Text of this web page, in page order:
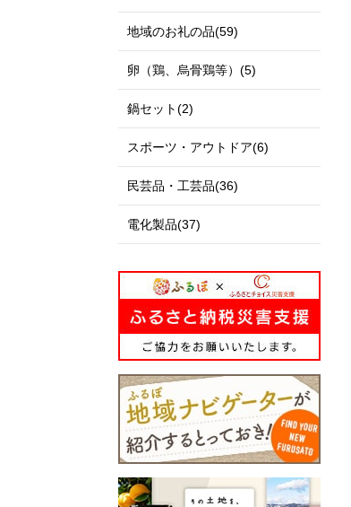
を望む黒ぼく地帯の丘陵地
があり、豊かな自然に囲ま
この豊かな自然環境を生か
きょう、長芋などさまざま
ン」の作者である青山剛昌
が施されたコナン駅（JR由
良駅）や青山氏の思い出の
所蔵物や作品が展示された
青山剛昌ふるさと館をはじ
め、駅から青山剛昌ふるさ
と館までの約1.4kmを「コナ
ン通り」と名付け、キャラ
クターのブロンズ像やカラ
ーオブジェが点在するなど
「名探偵コナンに会えるま
ち」づくりを進めていま
豊かな自然に恵まれた地域
です。
「元気な出雲、活力のある
誇れる都市づくり、愛着と
展開しています。
く寄附を募っています。
いただいたご寄附は「日本
の心のふるさと出雲応援基
金」に積み立て、次年度以
降に、指定された使途に基
づき、出雲の観光や産業、
福祉、教育、環境など幅広
い分野の事業に活用させて
いただきます。
このふるさと寄附をきっか
けに、全国のみなさまとた
くさんのご縁を結びたいと
【先行予約】梨 新甘泉
（しんかんせん）
5kg（JA）※2026年8月中
予定【梨 なし ナシ 新甘
泉 フルーツ 果物 鳥取
県 北栄町 おすすめ 人気】
- pt
22,000 円
AT003
【シックスセンシズ 京
都】ホテル宿泊ギフト券5
万円分×6枚セット(ホテル
用可)［ 京都 東山 源氏物
語の世界観 庭園 隠れ家 ホ
テル 宿泊 ギフト券 割引
券 割引 チケット 宿泊
券 人気 おすすめ ホテ
ル 宿泊 旅行 観光 グル
メ ふるさと納税 ］
交換pt:
参考寄附額:
管理番号:
近畿地方
地域のお礼の品(59)
卵（鶏、烏骨鶏等）(5)
鍋セット(2)
スポーツ・アウトドア(6)
民芸品・工芸品(36)
電化製品(37)